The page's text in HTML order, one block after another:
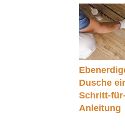
Dusche
Schritt-
Anleitung